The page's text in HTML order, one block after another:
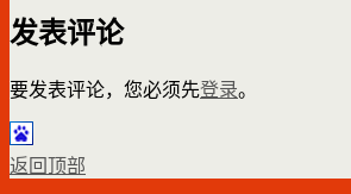
发表评论
要发表评论，您必须先登录。
返回顶部